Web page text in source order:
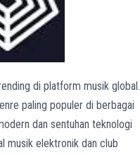
di platform musik global.
paling populer di berbagai
dan sentuhan teknologi
musik elektronik dan club